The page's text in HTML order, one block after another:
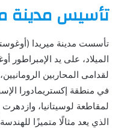
تأسيس مدينة
الميلاد، على يد
لقدامى المحاربين
في منطقة إكستريمادورا
لمقاطعة لوسيتانيا،
الذي يعد مثالًا متميزًا للهندسة